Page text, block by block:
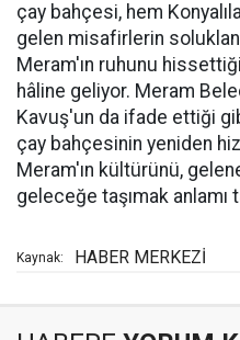
çay bahçesi, hem
gelen misafirlerin
Meram'ın ruhunu
hâline geliyor. Meram
Kavuş'un da ifade ettiği
çay bahçesinin yeniden
Meram'ın kültürünü,
geleceğe taşımak anlamı
Kaynak: HABER MERKEZİ